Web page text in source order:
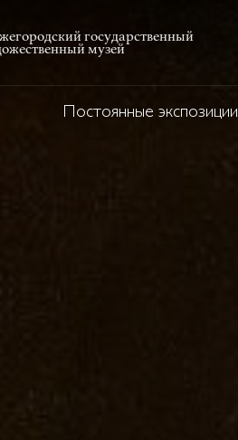
государственный
музей
Постоянные экспозиции